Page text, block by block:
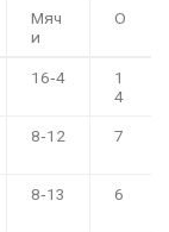
Мяч
и
О
16‑4
1
4
8‑12 7
8‑13 6